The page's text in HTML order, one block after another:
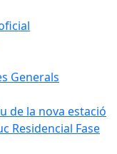
Generals
de la nova estació
Residencial Fase